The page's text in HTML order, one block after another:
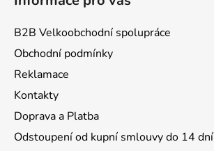
B2B Velkoobchodní spolupráce
Obchodní podmínky
Reklamace
Kontakty
Doprava a Platba
Odstoupení od kupní smlouvy do 14 dní